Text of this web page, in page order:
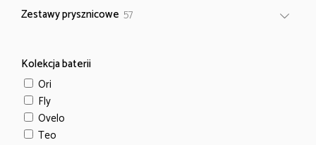
Zestawy prysznicowe 5757
Kolekcja baterii
Ori
Fly
Ovelo
Teo